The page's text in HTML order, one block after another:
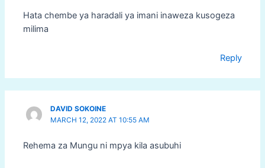
Hata chembe ya haradali ya imani inaweza kusogeza
milima
Reply
DAVID SOKOINE
MARCH 12, 2022 AT 10:55 AM
Rehema za Mungu ni mpya kila asubuhi